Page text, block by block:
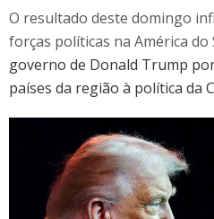
O resultado deste domingo
forças políticas na América do
governo de Donald Trump
países da região à política da